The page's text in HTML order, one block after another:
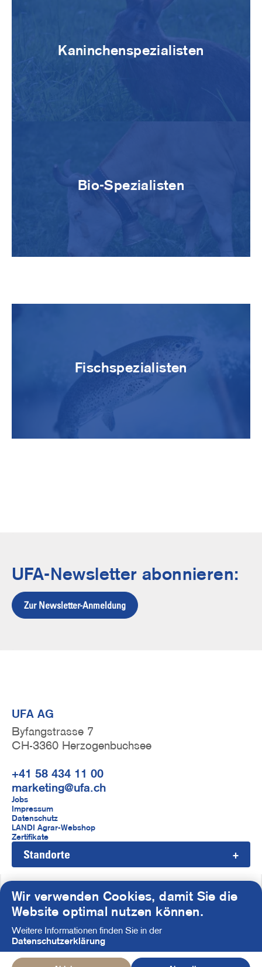
Kaninchenspezialisten
Bio-Spezialisten
Fischspezialisten
UFA-Newsletter abonnieren:
Zur Newsletter-Anmeldung
UFA AG
Byfangstrasse 7
CH-3360 Herzogenbuchsee
+41 58 434 11 00
marketing@ufa.ch
F
u
ß
z
e
i
l
e
Jobs
Impressum
Datenschutz
LANDI Agrar-Webshop
Zertifikate
Standorte
S
o
c
Wir verwenden Cookies, damit Sie die
Website optimal nutzen können.
Weitere Informationen finden Sie in der
Datenschutzerklärung